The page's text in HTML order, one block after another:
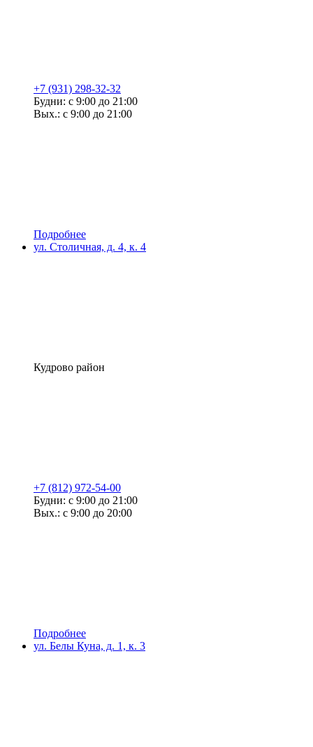
+7 (931) 298-32-32
Будни: с 9:00 до 21:00
Вых.: с 9:00 до 21:00
Подробнее
ул. Столичная, д. 4, к. 4
Кудрово район
+7 (812) 972-54-00
Будни: с 9:00 до 21:00
Вых.: с 9:00 до 20:00
Подробнее
ул. Белы Куна, д. 1, к. 3